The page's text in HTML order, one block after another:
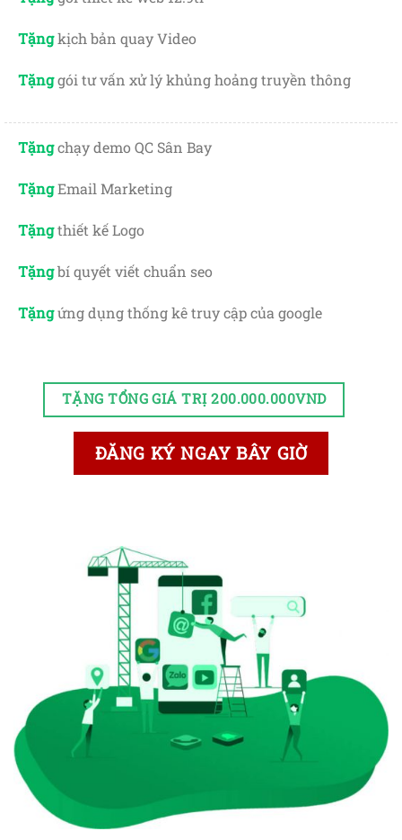
Tặngkịch bản quay Video
Tặnggói tư vấn xử lý khủng hoảng truyền thông
Tặngchạy demo QC Sân Bay
TặngEmail Marketing
Tặngthiết kế Logo
Tặngbí quyết viết chuẩn seo
Tặngứng dụng thống kê truy cập của google
TẶNG TỔNG GIÁ TRỊ 200.000.000VND
ĐĂNG KÝ NGAY BÂY GIỜ